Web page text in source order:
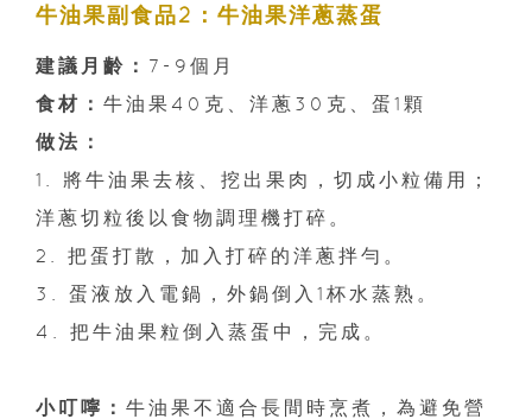
牛油果副食品2：牛油果洋蔥蒸蛋
建議月齡： 7-9個月
食材： 牛油果40克、洋蔥30克、蛋1顆
做法：
1. 將牛油果去核、挖出果肉，切成小粒備用；
洋蔥切粒後以食物調理機打碎。
2. 把蛋打散，加入打碎的洋蔥拌勻。
3. 蛋液放入電鍋，外鍋倒入1杯水蒸熟。
4. 把牛油果粒倒入蒸蛋中，完成。
小叮嚀： 牛油果不適合長間時烹煮，為避免營